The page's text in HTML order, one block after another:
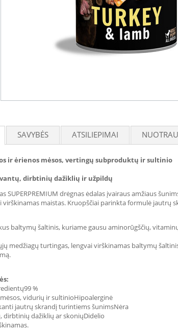
SAVYBĖS ATSILIEPIMAI
ir ėrienos mėsos, vertingų subproduktų ir sultinio
dirbtinių dažiklių ir užpildų
SUPERPREMIUM drėgnas ėdalas įvairaus amžiaus
virškinamas maistas. Kruopščiai parinkta formulė jautrų
baltymų šaltinis, kuriame gausu aminorūgščių,
medžiagų turtingas, lengvai virškinamas baltymų
%
vidurių ir sultinioHipoalerginė
jautrų skrandį turintiems šunimsNėra
dirbtinių dažiklių ar skoniųDidelio